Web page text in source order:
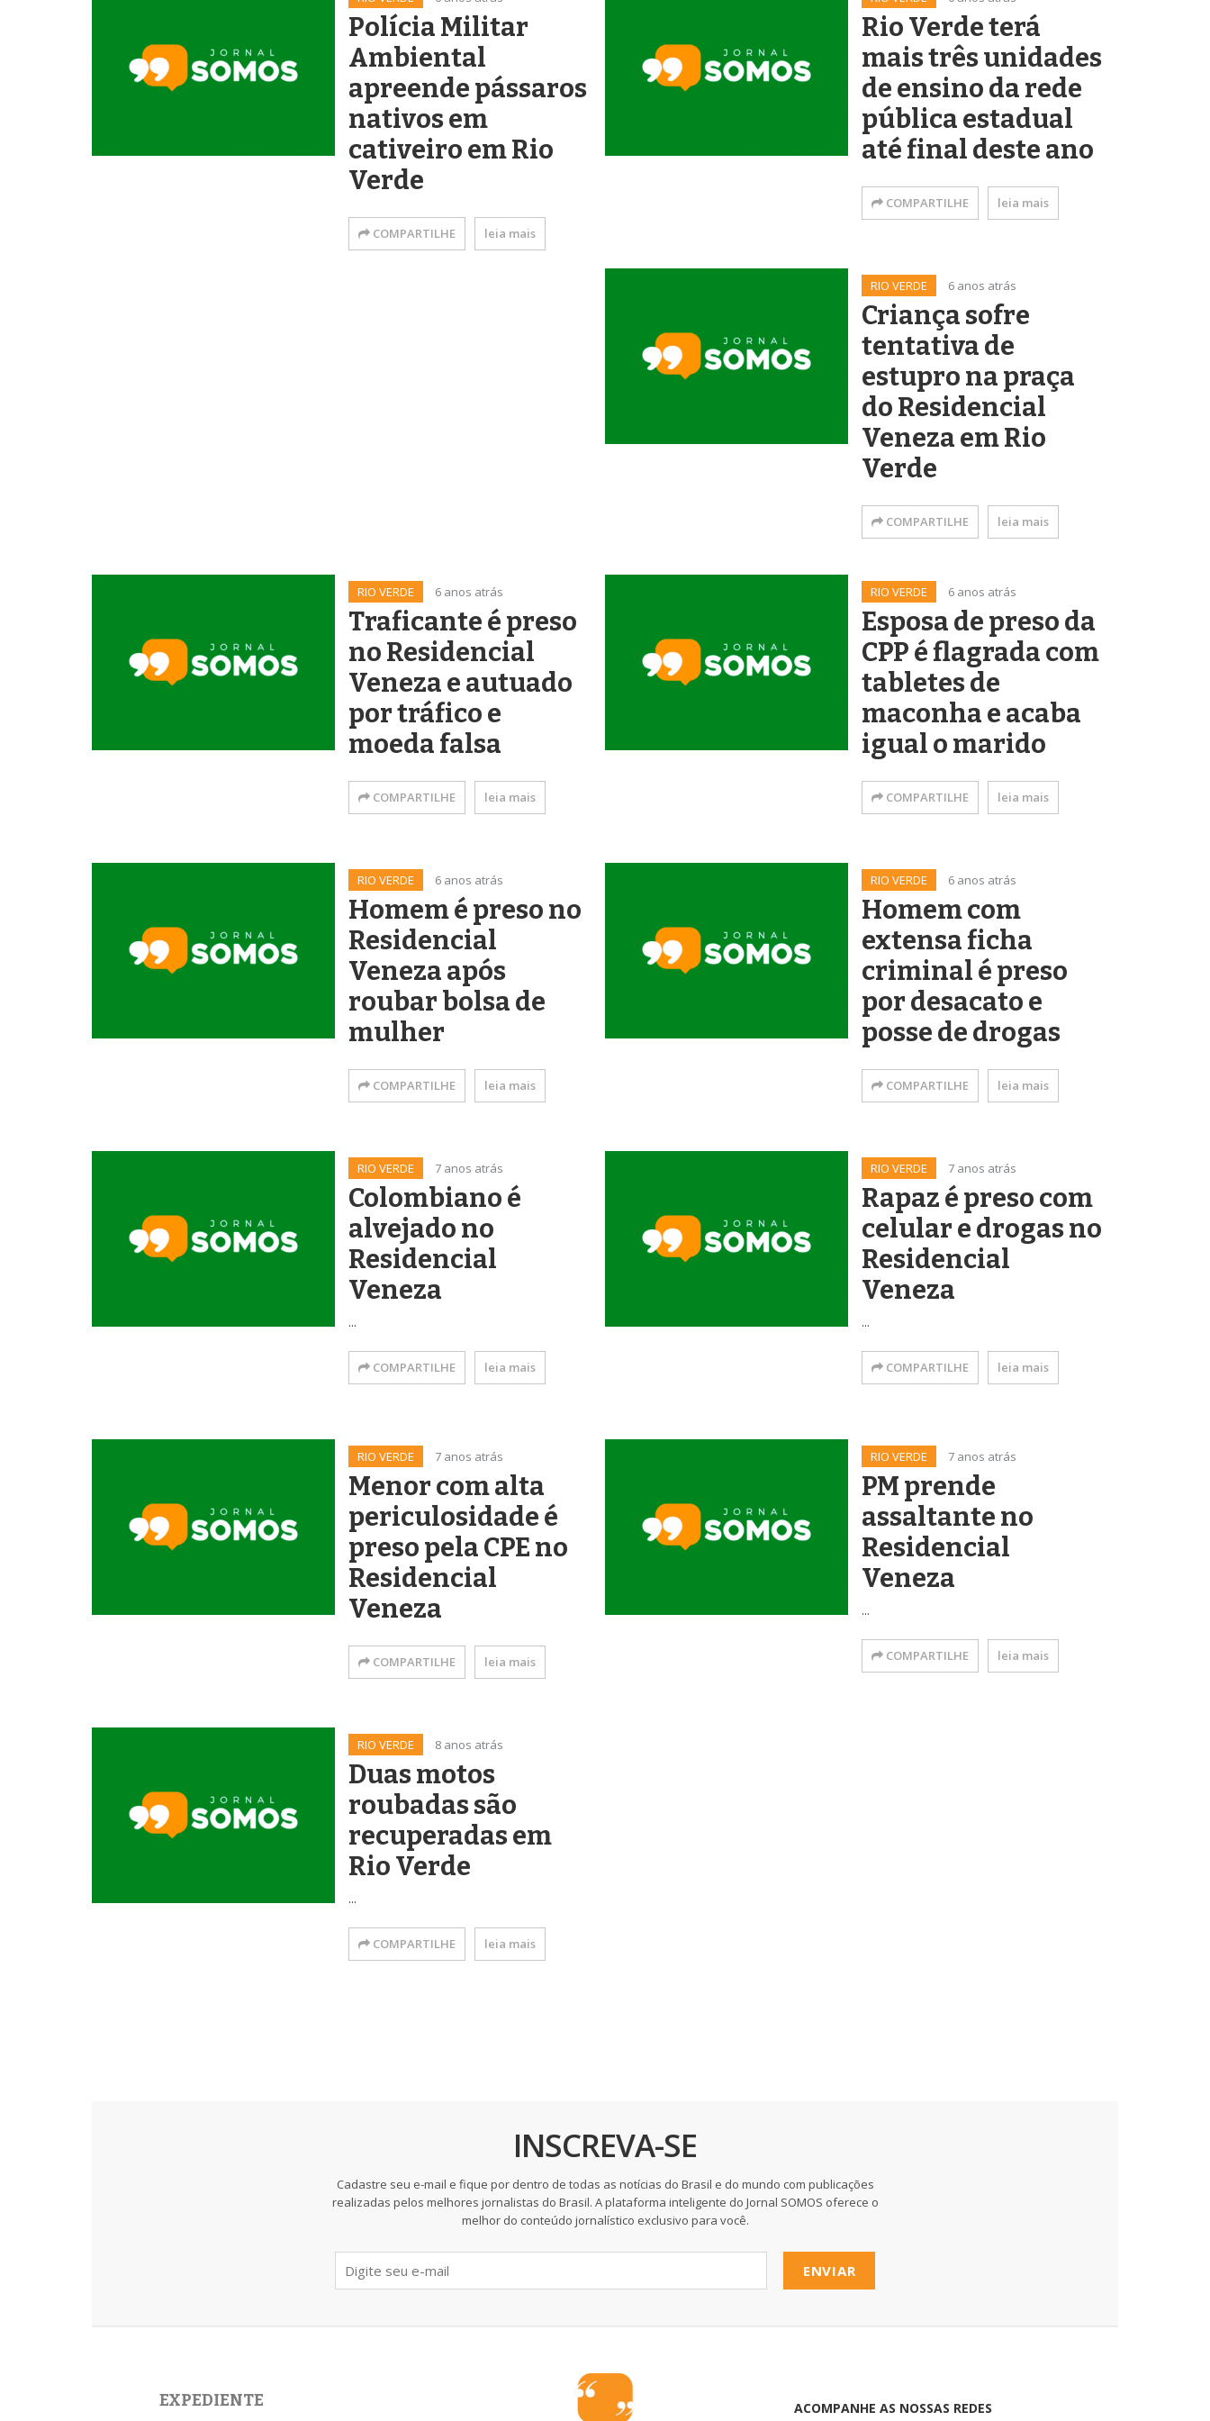
Polícia Militar
Ambiental
apreende pássaros
nativos em
cativeiro em Rio
Verde
COMPARTILHE leia mais
Rio Verde terá
mais três unidades
de ensino da rede
pública estadual
até final deste ano
COMPARTILHE leia mais
RIO VERDE 6 anos atrás
Criança sofre
tentativa de
estupro na praça
do Residencial
Veneza em Rio
Verde
COMPARTILHE leia mais
RIO VERDE 6 anos atrás
Traficante é preso
no Residencial
Veneza e autuado
por tráfico e
moeda falsa
COMPARTILHE leia mais
RIO VERDE 6 anos atrás
Esposa de preso da
CPP é flagrada com
tabletes de
maconha e acaba
igual o marido
COMPARTILHE leia mais
RIO VERDE 6 anos atrás
Homem é preso no
Residencial
Veneza após
roubar bolsa de
mulher
COMPARTILHE leia mais
RIO VERDE 6 anos atrás
Homem com
extensa ficha
criminal é preso
por desacato e
posse de drogas
COMPARTILHE leia mais
RIO VERDE 7 anos atrás
Colombiano é
alvejado no
Residencial
Veneza
...
COMPARTILHE leia mais
RIO VERDE 7 anos atrás
Rapaz é preso com
celular e drogas no
Residencial
Veneza
...
COMPARTILHE leia mais
RIO VERDE 7 anos atrás
Menor com alta
periculosidade é
preso pela CPE no
Residencial
Veneza
COMPARTILHE leia mais
RIO VERDE 7 anos atrás
PM prende
assaltante no
Residencial
Veneza
...
COMPARTILHE leia mais
RIO VERDE 8 anos atrás
Duas motos
roubadas são
recuperadas em
Rio Verde
...
COMPARTILHE leia mais
INSCREVA-SE
Cadastre seu e-mail e fique por dentro de todas as notícias do Brasil e do mundo com publicações
realizadas pelos melhores jornalistas do Brasil. A plataforma inteligente do Jornal SOMOS oferece o
melhor do conteúdo jornalístico exclusivo para você.
ENVIAR
EXPEDIENTE ACOMPANHE AS NOSSAS REDES